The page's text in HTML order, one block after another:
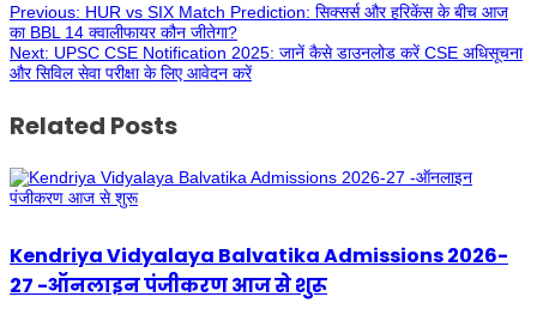
Previous: HUR vs SIX Match Prediction: सिक्सर्स और हरिकेंस के बीच आज
का BBL 14 क्वालीफायर कौन जीतेगा?
Next: UPSC CSE Notification 2025: जानें कैसे डाउनलोड करें CSE अधिसूचना
और सिविल सेवा परीक्षा के लिए आवेदन करें
Related Posts
Kendriya Vidyalaya Balvatika Admissions 2026-
27 -ऑनलाइन पंजीकरण आज से शुरू